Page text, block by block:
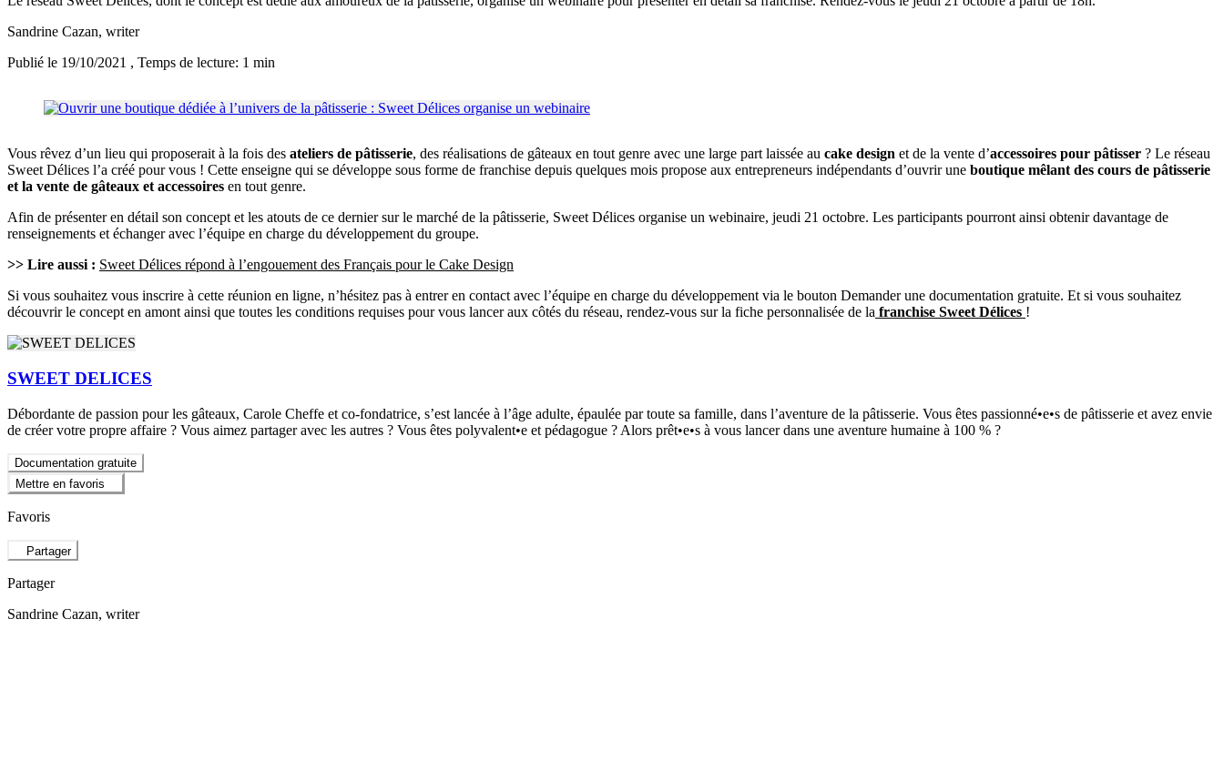
Sandrine Cazan, writer
Publié le 19/10/2021 , Temps de lecture: 1 min
Vous rêvez d’un lieu qui proposerait à la fois des ateliers de pâtisserie, des réalisations de gâteaux en tout genre avec une large part laissée au cake design et de la vente d’accessoires pour pâtisser ? Le réseau
Sweet Délices l’a créé pour vous ! Cette enseigne qui se développe sous forme de franchise depuis quelques mois propose aux entrepreneurs indépendants d’ouvrir une boutique mêlant des cours de pâtisserie
et la vente de gâteaux et accessoires en tout genre.
Afin de présenter en détail son concept et les atouts de ce dernier sur le marché de la pâtisserie, Sweet Délices organise un webinaire, jeudi 21 octobre. Les participants pourront ainsi obtenir davantage de
renseignements et échanger avec l’équipe en charge du développement du groupe.
>> Lire aussi : Sweet Délices répond à l’engouement des Français pour le Cake Design
Si vous souhaitez vous inscrire à cette réunion en ligne, n’hésitez pas à entrer en contact avec l’équipe en charge du développement via le bouton Demander une documentation gratuite. Et si vous souhaitez
découvrir le concept en amont ainsi que toutes les conditions requises pour vous lancer aux côtés du réseau, rendez-vous sur la fiche personnalisée de la franchise Sweet Délices !
SWEET DELICES
Débordante de passion pour les gâteaux, Carole Cheffe et co-fondatrice, s’est lancée à l’âge adulte, épaulée par toute sa famille, dans l’aventure de la pâtisserie. Vous êtes passionné•e•s de pâtisserie et avez envie
de créer votre propre affaire ? Vous aimez partager avec les autres ? Vous êtes polyvalent•e et pédagogue ? Alors prêt•e•s à vous lancer dans une aventure humaine à 100 % ?
Documentation gratuite
Mettre en favoris
Favoris
Partager
Partager
Sandrine Cazan, writer